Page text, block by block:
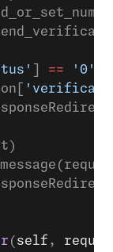
== '0'
( self ,